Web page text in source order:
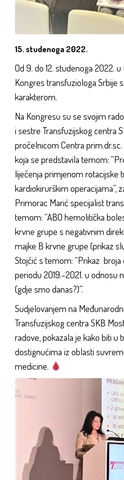
15. studenoga 2022.
Od 9. do 12. studenoga 2022.
Kongres transfuziologa Srbije
karakterom.
Na Kongresu su se svojim
i sestre Transfuzijskog centra
pročelnicom Centra
koja se predstavila temom:
liječenja primjenom rotacijske
kardiokirurškim operacijama”,
Primorac Marić specijalist
temom: “ABO hemolitička
krvne grupe s negativnim
majke B krvne grupe (prikaz
Stojčić s temom: “Prikaz broja
periodu 2019.-2021. u odnosu
(gdje smo danas?)”.
Sudjelovanjem na
Transfuzijskog centra SKB
radove, pokazala je kako biti u
dostignućima iz oblasti
medicine.